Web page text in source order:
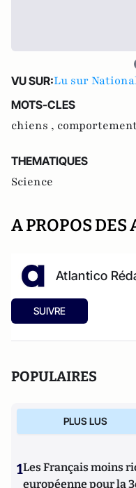
VU SUR:Lu sur
MOTS-CLES
chiens ,
THEMATIQUES
Science
A PROPOS DES
Atlantico
SUIVRE
POPULAIRES
PLUS LUS
1Les Français moins
européenne pour la